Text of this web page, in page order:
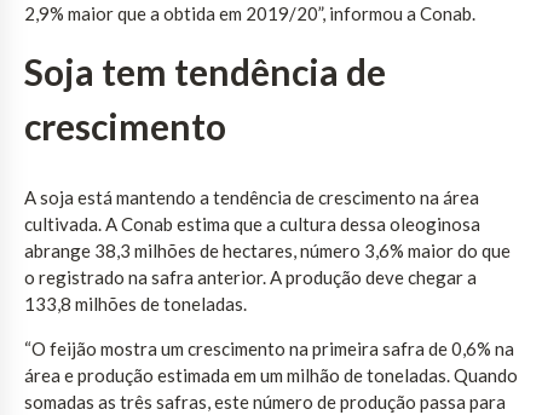
2,9% maior que a obtida em 2019/20”, informou a Conab.
Soja tem tendência de
crescimento
A soja está mantendo a tendência de crescimento na área
cultivada. A Conab estima que a cultura dessa oleoginosa
abrange 38,3 milhões de hectares, número 3,6% maior do que
o registrado na safra anterior. A produção deve chegar a
133,8 milhões de toneladas.
“O feijão mostra um crescimento na primeira safra de 0,6% na
área e produção estimada em um milhão de toneladas. Quando
somadas as três safras, este número de produção passa para